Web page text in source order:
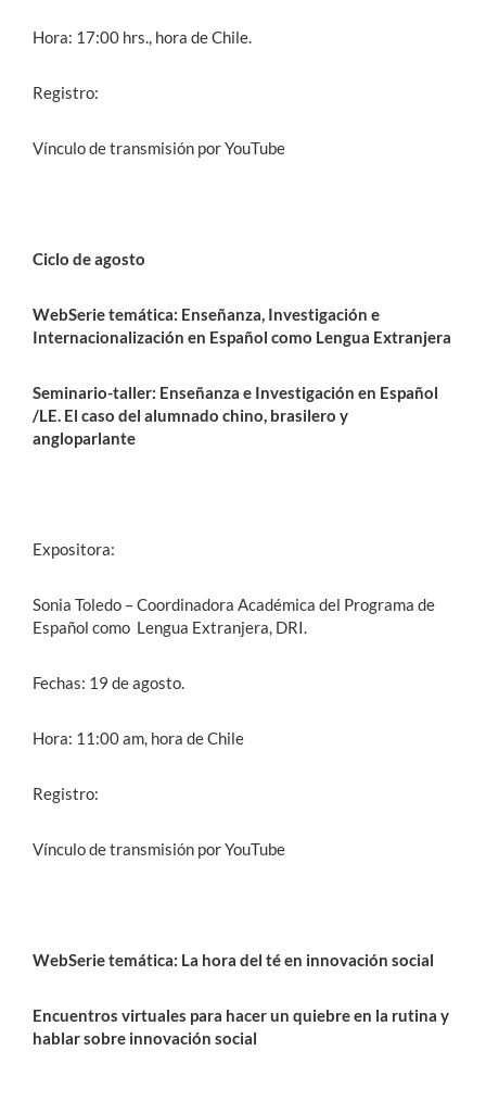
Hora: 17:00 hrs., hora de Chile.
Registro:
Vínculo de transmisión por YouTube
Ciclo de agosto
WebSerie temática: Enseñanza, Investigación e
Internacionalización en Español como Lengua Extranjera
Seminario-taller: Enseñanza e Investigación en Español
/LE. El caso del alumnado chino, brasilero y
angloparlante
Expositora:
Sonia Toledo – Coordinadora Académica del Programa de
Español como Lengua Extranjera, DRI.
Fechas: 19 de agosto.
Hora: 11:00 am, hora de Chile
Registro:
Vínculo de transmisión por YouTube
WebSerie temática: La hora del té en innovación social
Encuentros virtuales para hacer un quiebre en la rutina y
hablar sobre innovación social